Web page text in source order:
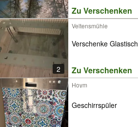
Zu Verschenken
2
Veltensmühle
Verschenke Glastisch
Zu Verschenken
Hoym
Geschirrspüler